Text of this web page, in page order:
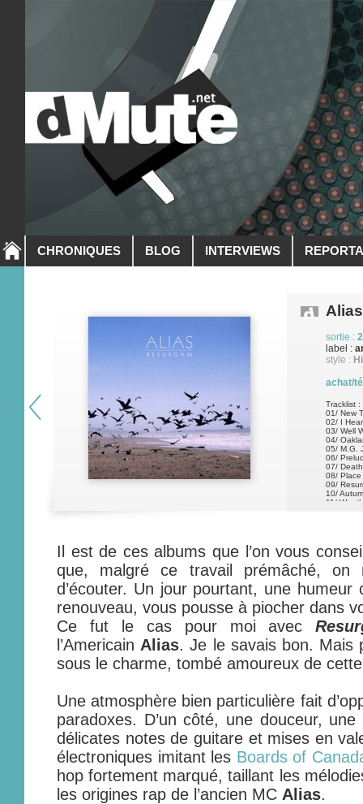
CHRONIQUES BLOG INTERVIEWS
Alias
sortie :
label :
style :
achat/
Tracklist :
01/ New
02/ I
03/ Well
04/
05/ M.G.
06/
07/
08/ Place
09/
10/
11/
Il est de ces albums que l’on vous
que, malgré ce travail prémâché,
d’écouter. Un jour pourtant, une humeur
renouveau, vous pousse à piocher dans
Ce fut le cas pour moi avec
l’Americain Alias. Je le savais bon. Mais
sous le charme, tombé amoureux de
Une atmosphère bien particulière fait
paradoxes. D’un côté, une douceur,
délicates notes de guitare et mises en
électroniques imitant les Boards of
hop fortement marqué, taillant les
les origines rap de l’ancien MC Alias.